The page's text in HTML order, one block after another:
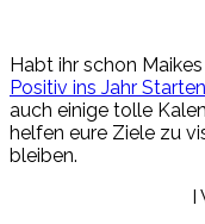
Habt ihr schon
Positiv ins Jahr
auch einige tolle
helfen eure Ziele zu
bleiben.
I